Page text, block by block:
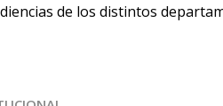
de los distintos